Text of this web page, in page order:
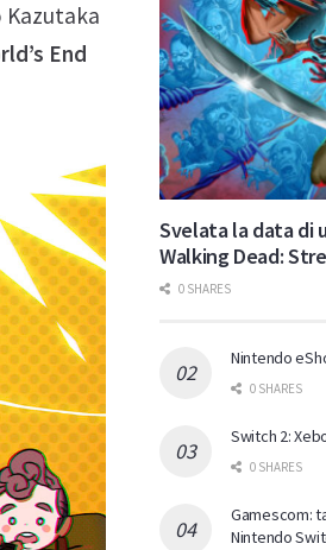
Kazutaka
End
Svelata la data di
Walking Dead:
0 SHARES
Nintendo
0 SHARES
Switch 2:
0 SHARES
Gamescom:
Nintendo